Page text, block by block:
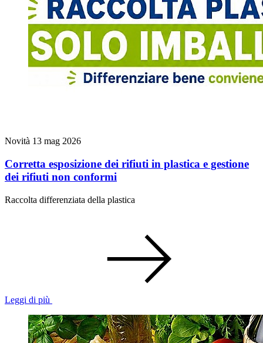
Novità 13 mag 2026
Corretta esposizione dei rifiuti in plastica e gestione
dei rifiuti non conformi
Raccolta differenziata della plastica
Leggi di più